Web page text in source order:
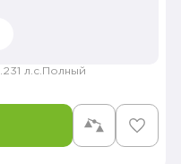
231 л.с. Полный